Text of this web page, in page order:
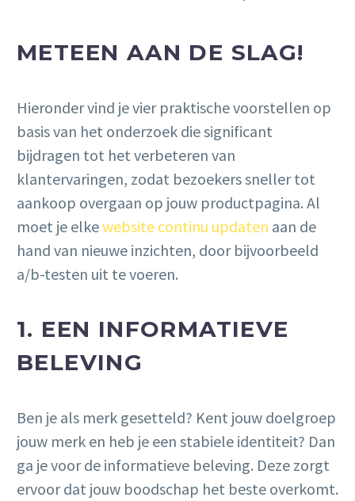
METEEN AAN DE SLAG!
Hieronder vind je vier praktische voorstellen op
basis van het onderzoek die significant
bijdragen tot het verbeteren van
klantervaringen, zodat bezoekers sneller tot
aankoop overgaan op jouw productpagina. Al
moet je elkewebsite continu updaten aan de
hand van nieuwe inzichten, door bijvoorbeeld
a/b-testen uit te voeren.
1. EEN INFORMATIEVE
BELEVING
Ben je als merk gesetteld? Kent jouw doelgroep
jouw merk en heb je een stabiele identiteit? Dan
ga je voor de informatieve beleving. Deze zorgt
ervoor dat jouw boodschap het beste overkomt.